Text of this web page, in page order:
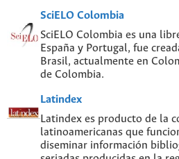
SciELO Colombia
SciELO Colombia es una
España y Portugal, fue
Brasil, actualmente en
de Colombia.
Latindex
Latindex es producto de la
latinoamericanas que
diseminar información